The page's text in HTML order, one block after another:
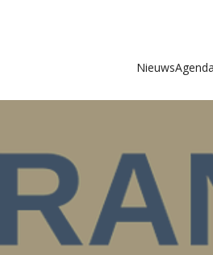
NieuwsAgenda